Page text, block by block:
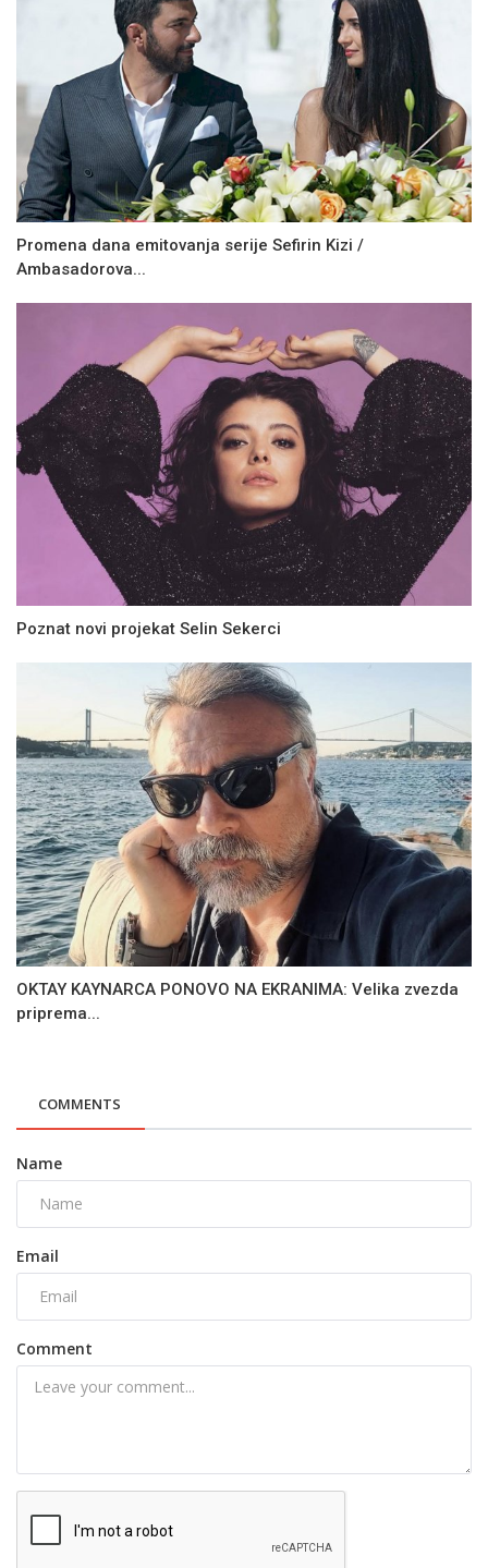
Promena dana emitovanja serije Sefirin Kizi /
Ambasadorova...
Poznat novi projekat Selin Sekerci
OKTAY KAYNARCA PONOVO NA EKRANIMA: Velika zvezda
priprema...
COMMENTS
Name
Email
Comment